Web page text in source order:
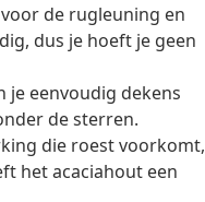
de rugleuning en
dus je hoeft je geen
je eenvoudig dekens
de sterren.
die roest voorkomt,
het acaciahout een